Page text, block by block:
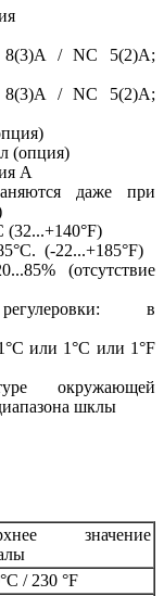
8(3)A / NC 5(2)A;
8(3)A / NC 5(2)A;
(опция)
А
даже при
(32...+140°F)
(-22...+185°F)
(отсутствие
в
или 1°C или 1°F
окружающей
шклы
значение
/ 230 °F